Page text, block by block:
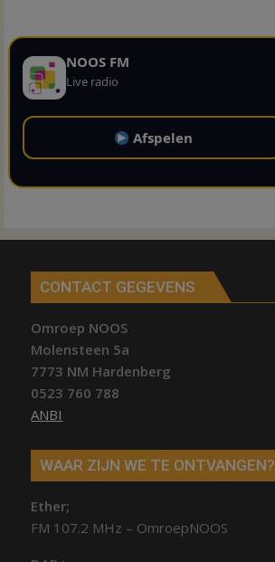
NOOS FM
Live radio
Afspelen
CONTACT GEGEVENS
Omroep NOOS
Molensteen 5a
7773 NM Hardenberg
0523 760 788
ANBI
WAAR ZIJN WE TE ONTVANGEN?
Ether;
FM 107.2 MHz – OmroepNOOS